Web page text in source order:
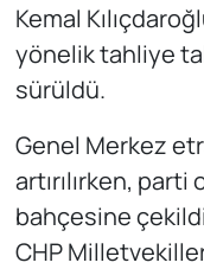
Kemal
yönelik tahliye
sürüldü.
Genel Merkez
artırılırken,
bahçesine
CHP